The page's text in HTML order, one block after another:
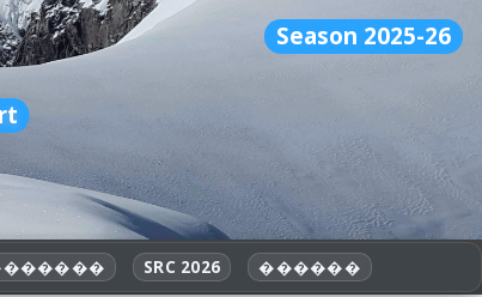
Season 2025-26
SRC 2026 ������